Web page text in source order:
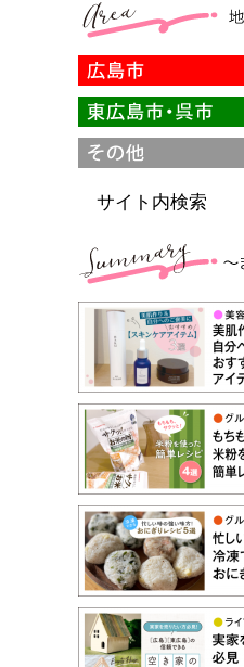
サイト内検索